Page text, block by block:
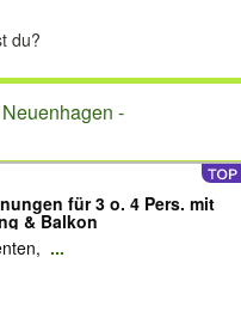
-
für 3 o. 4 Pers. mit
& Balkon
...